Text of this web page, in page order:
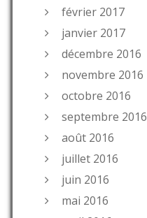
février 2017
janvier 2017
décembre 2016
novembre 2016
octobre 2016
septembre 2016
août 2016
juillet 2016
juin 2016
mai 2016